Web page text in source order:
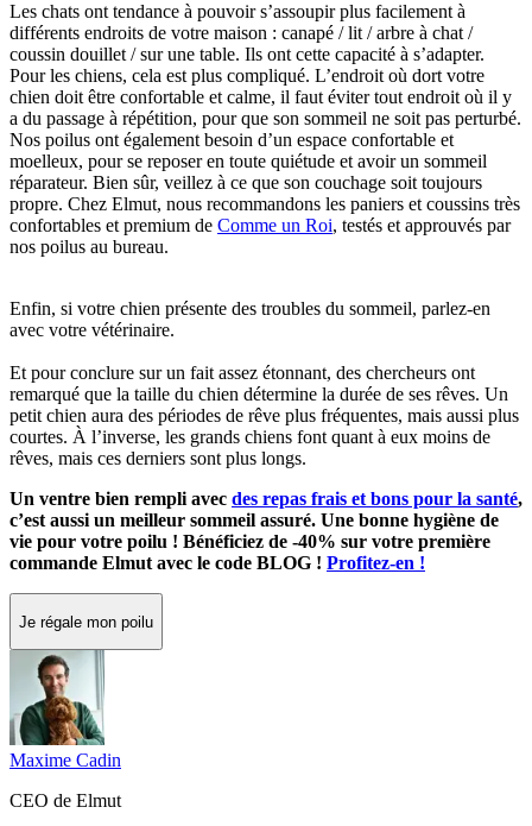
Les chats ont tendance à pouvoir s’assoupir plus facilement à
différents endroits de votre maison : canapé / lit / arbre à chat /
coussin douillet / sur une table. Ils ont cette capacité à s’adapter.
Pour les chiens, cela est plus compliqué. L’endroit où dort votre
chien doit être confortable et calme, il faut éviter tout endroit où il y
a du passage à répétition, pour que son sommeil ne soit pas perturbé.
Nos poilus ont également besoin d’un espace confortable et
moelleux, pour se reposer en toute quiétude et avoir un sommeil
réparateur. Bien sûr, veillez à ce que son couchage soit toujours
propre. Chez Elmut, nous recommandons les paniers et coussins très
confortables et premium de Comme un Roi, testés et approuvés par
nos poilus au bureau.
Enfin, si votre chien présente des troubles du sommeil, parlez-en
avec votre vétérinaire.
Et pour conclure sur un fait assez étonnant, des chercheurs ont
remarqué que la taille du chien détermine la durée de ses rêves. Un
petit chien aura des périodes de rêve plus fréquentes, mais aussi plus
courtes. À l’inverse, les grands chiens font quant à eux moins de
rêves, mais ces derniers sont plus longs.
Un ventre bien rempli avec des repas frais et bons pour la santé,
c’est aussi un meilleur sommeil assuré. Une bonne hygiène de
vie pour votre poilu ! Bénéficiez de -40% sur votre première
commande Elmut avec le code BLOG ! Profitez-en !
Je régale mon poilu
Maxime Cadin
CEO de Elmut